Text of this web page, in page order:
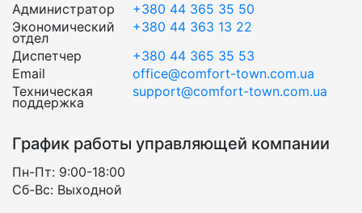
Администратор
+380 44 365 35 50
Экономический
отдел
+380 44 363 13 22
Диспетчер
+380 44 365 35 53
Email
office@comfort-town.com.ua
Техническая
поддержка
support@comfort-town.com.ua
График работы управляющей компании
Пн-Пт: 9:00-18:00
Сб-Вс: Выходной